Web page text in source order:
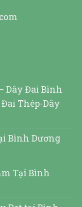
Dây Đai Bình
Thép-Dây
Bình Dương
Tại Bình